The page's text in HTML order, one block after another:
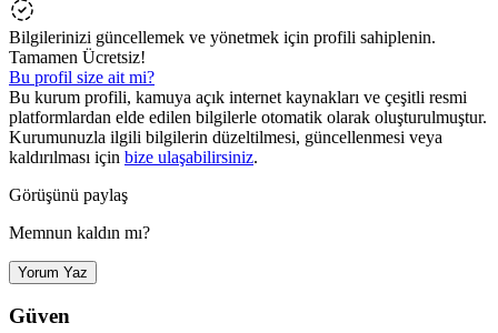
Bilgilerinizi güncellemek ve yönetmek için profili sahiplenin.
Tamamen Ücretsiz!
Bu profil size ait mi?
Bu kurum profili, kamuya açık internet kaynakları ve çeşitli resmi
platformlardan elde edilen bilgilerle otomatik olarak oluşturulmuştur.
Kurumunuzla ilgili bilgilerin düzeltilmesi, güncellenmesi veya
kaldırılması için bize ulaşabilirsiniz.
Görüşünü paylaş
Memnun kaldın mı?
Yorum Yaz
Güven